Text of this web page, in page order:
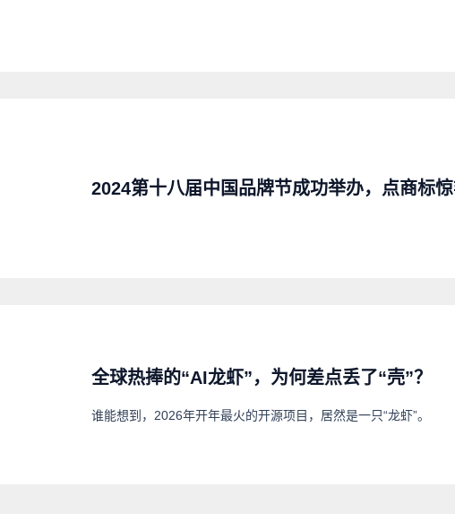
2024第十八届中国品牌节成功举办，点商标惊
全球热捧的“AI龙虾”，为何差点丢了“壳”？
谁能想到，2026年开年最火的开源项目，居然是一只“龙虾”。